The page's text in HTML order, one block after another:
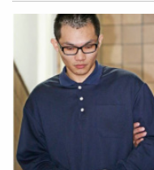
於近日參演三立八點檔
度，如今突傳死訊，
今天還有演出通告，劇
深感震驚與不捨。對此
憾，指王凱也是現在劇
變，後續也會協助家屬
的付出，也請家屬節哀。